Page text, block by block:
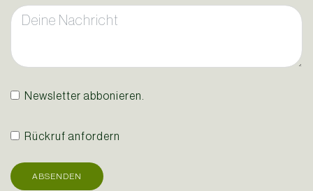
Newsletter abbonieren.
Rückruf anfordern
ABSENDEN